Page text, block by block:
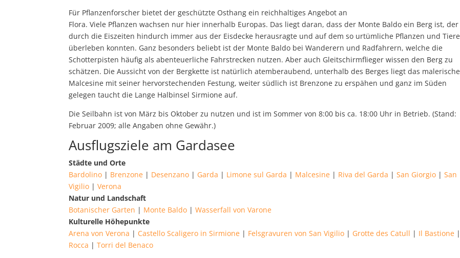
Für Pflanzenforscher bietet der geschützte Osthang ein reichhaltiges Angebot an
Flora. Viele Pflanzen wachsen nur hier innerhalb Europas. Das liegt daran, dass der Monte Baldo ein Berg ist, der
durch die Eiszeiten hindurch immer aus der Eisdecke herausragte und auf dem so urtümliche Pflanzen und Tiere
überleben konnten. Ganz besonders beliebt ist der Monte Baldo bei Wanderern und Radfahrern, welche die
Schotterpisten häufig als abenteuerliche Fahrstrecken nutzen. Aber auch Gleitschirmflieger wissen den Berg zu
schätzen. Die Aussicht von der Bergkette ist natürlich atemberaubend, unterhalb des Berges liegt das malerische
Malcesine mit seiner hervorstechenden Festung, weiter südlich ist Brenzone zu erspähen und ganz im Süden
gelegen taucht die Lange Halbinsel Sirmione auf.
Die Seilbahn ist von März bis Oktober zu nutzen und ist im Sommer von 8:00 bis ca. 18:00 Uhr in Betrieb. (Stand:
Februar 2009; alle Angaben ohne Gewähr.)
Ausflugsziele am Gardasee
Städte und Orte
Bardolino | Brenzone | Desenzano | Garda | Limone sul Garda | Malcesine | Riva del Garda |San Giorgio |San
Vigilio |Verona
Natur und Landschaft
Botanischer Garten | Monte Baldo |Wasserfall von Varone
Kulturelle Höhepunkte
Arena von Verona | Castello Scaligero in Sirmione | Felsgravuren von San Vigilio | Grotte des Catull | Il Bastione |
Rocca |Torri del Benaco